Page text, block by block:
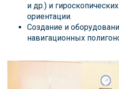
и др.) и
ориентации.
Создание и
навигационных